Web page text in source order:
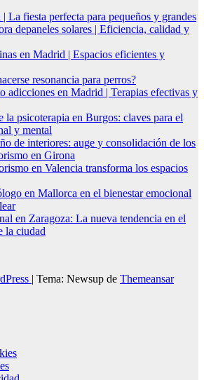
La fiesta perfecta para pequeños y grandes
depaneles solares | Eficiencia, calidad y
en Madrid | Espacios eficientes y
resonancia para perros?
adicciones en Madrid | Terapias efectivas y
la psicoterapia en Burgos: claves para el
y mental
de interiores: auge y consolidación de los
en Girona
en Valencia transforma los espacios
en Mallorca en el bienestar emocional
en Zaragoza: La nueva tendencia en el
la ciudad
| Tema: Newsup de Themeansar